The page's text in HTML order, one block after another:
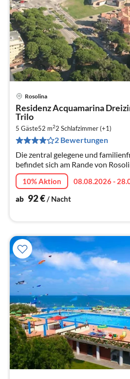
Rosolina
Residenz Acquamarina
Trilo
5 Gäste52 m22 Schlafzimmer (+1)
2 Bewertungen
Die zentral gelegene und
befindet sich am Rande von
Residenz Aquamarina.
10% Aktion
08.08.2026 -
ab 92€/ Nacht